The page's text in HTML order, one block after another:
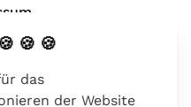
🍪 🍪
das
der Website